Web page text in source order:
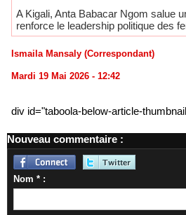
A ​Kigali, Anta Babacar Ngom salue
renforce le leadership politique des
Ismaila Mansaly (Correspondant)
Mardi 19 Mai 2026 - 12:42
div id="taboola-below-article-
Nouveau commentaire :
Nom * :